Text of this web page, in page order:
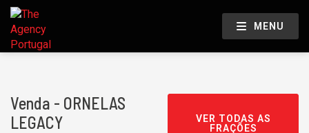
MENU
Venda - ORNELAS
LEGACY
VER TODAS AS
FRAÇÕES